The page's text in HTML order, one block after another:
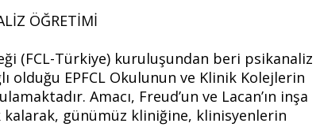
ÖĞRETİMİ
(FCL-Türkiye) kuruluşundan beri psikanaliz
olduğu EPFCL Okulunun ve Klinik Kolejlerin
Amacı, Freud’un ve Lacan’ın inşa
günümüz kliniğine, klinisyenlerin